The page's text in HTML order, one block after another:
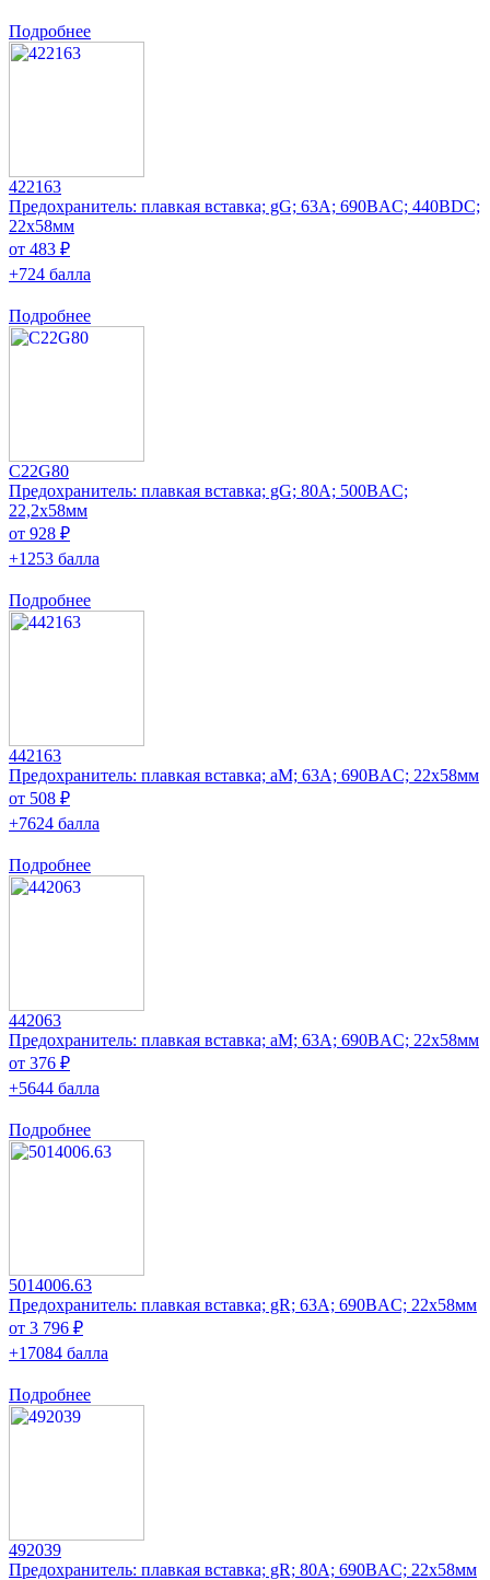
Подробнее
422163
Предохранитель: плавкая вставка; gG; 63А; 690ВAC; 440ВDC;
22x58мм
от 483 ₽
+724 балла
Подробнее
C22G80
Предохранитель: плавкая вставка; gG; 80А; 500ВAC;
22,2x58мм
от 928 ₽
+1253 балла
Подробнее
442163
Предохранитель: плавкая вставка; aM; 63А; 690ВAC; 22x58мм
от 508 ₽
+7624 балла
Подробнее
442063
Предохранитель: плавкая вставка; aM; 63А; 690ВAC; 22x58мм
от 376 ₽
+5644 балла
Подробнее
5014006.63
Предохранитель: плавкая вставка; gR; 63А; 690ВAC; 22x58мм
от 3 796 ₽
+17084 балла
Подробнее
492039
Предохранитель: плавкая вставка; gR; 80А; 690ВAC; 22x58мм